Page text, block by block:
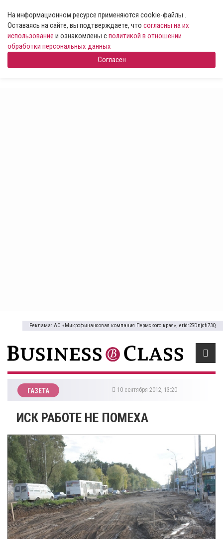
На информационном ресурсе применяются cookie-файлы .
Оставаясь на сайте, вы подтверждаете, что согласны на их
использование и ознакомлены сполитикой в отношении
обработки персональных данных
Согласен
Реклама: АО «Микрофинансовая компания Пермского края», erid:2SDnjcfi73Q
ГАЗЕТА 10 сентября 2012, 13:20
ИСК РАБОТЕ НЕ ПОМЕХА